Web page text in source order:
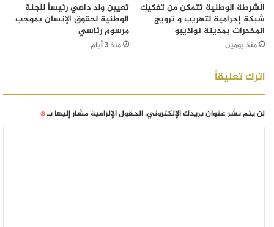
الشرطة الوطنية تتمكن من تفكيك
شبكة إجرامية لتهريب و ترويج
المخدرات بمدينة نواذيبو
منذ يومين
تعيين ولد داهي رئيساً للجنة
الوطنية لحقوق الإنسان بموجب
مرسوم رئاسي
منذ 3 أيام
اترك تعليقاً
لن يتم نشر عنوان بريدك الإلكتروني.الحقول الإلزامية مشار إليها بـ*